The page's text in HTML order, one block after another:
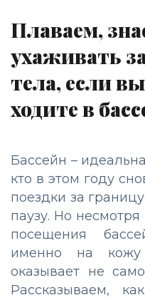
Плаваем,
ухаживать
тела, если
ходите в
Бассейн –
кто в этом году
поездки за
паузу. Но
посещения
именно на кожу
оказывает не
Рассказываем,